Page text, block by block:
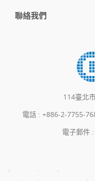
聯絡我們
114臺北
電話 : +886-2-7755-
電子郵件 :